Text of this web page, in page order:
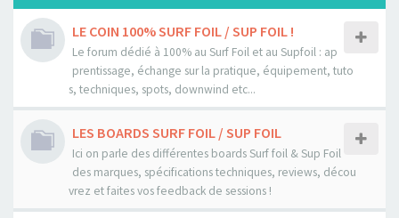
LE COIN 100% SURF FOIL / SUP FOIL !
Le forum dédié à 100% au Surf Foil et au Supfoil : ap
prentissage, échange sur la pratique, équipement, tuto
s, techniques, spots, downwind etc...
LES BOARDS SURF FOIL / SUP FOIL
Ici on parle des différentes boards Surf foil & Sup Foil
des marques, spécifications techniques, reviews, décou
vrez et faites vos feedback de sessions !